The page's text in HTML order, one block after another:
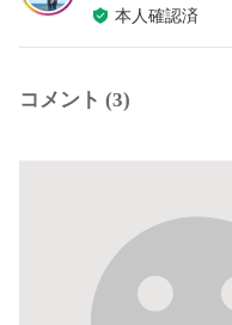
本人確認済
コメント (3)